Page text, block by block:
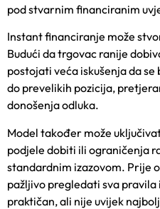
pod stvarnim financiranim
Instant financiranje može
Budući da trgovac ranije
postojati veća iskušenja da
do prevelikih pozicija,
donošenja odluka.
Model također može
podjele dobiti ili ograničenja
standardnim izazovom. Prije
pažljivo pregledati sva
praktičan, ali nije uvijek